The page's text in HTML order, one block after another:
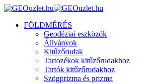
FÖLDMÉRÉS
Geodéziai eszközök
Állványok
Kitűzőrudak
Tartozékok kitűzőrudakhoz
Tartók kitűzőrudakhoz
Szögprizma és prizma